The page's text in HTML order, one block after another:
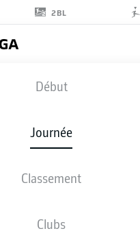
2BL
Début
Journée
Classement
Clubs
FCU - B04
STATISTIQUES